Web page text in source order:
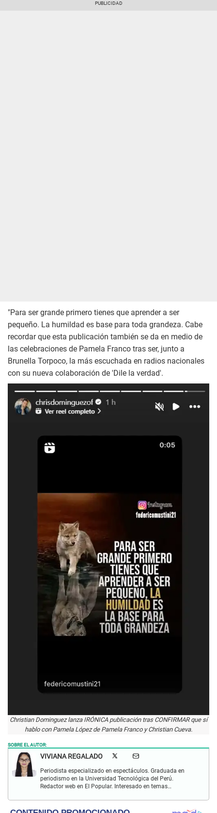
"Para ser grande primero tienes que aprender a ser
pequeño. La humildad es base para toda grandeza. Cabe
recordar que esta publicación también se da en medio de
las celebraciones de Pamela Franco tras ser, junto a
Brunella Torpoco, la más escuchada en radios nacionales
con su nueva colaboración de 'Dile la verdad'.
Christian Dominguez lanza IRÓNICA publicación tras CONFIRMAR que sí
hablo con Pamela López de Pamela Franco y Christian Cueva.
SOBRE EL AUTOR:
VIVIANA REGALADO
Periodista especializado en espectáculos. Graduada en
periodismo en la Universidad Tecnológica del Perú.
Redactor web en El Popular. Interesado en temas
y crónicas.